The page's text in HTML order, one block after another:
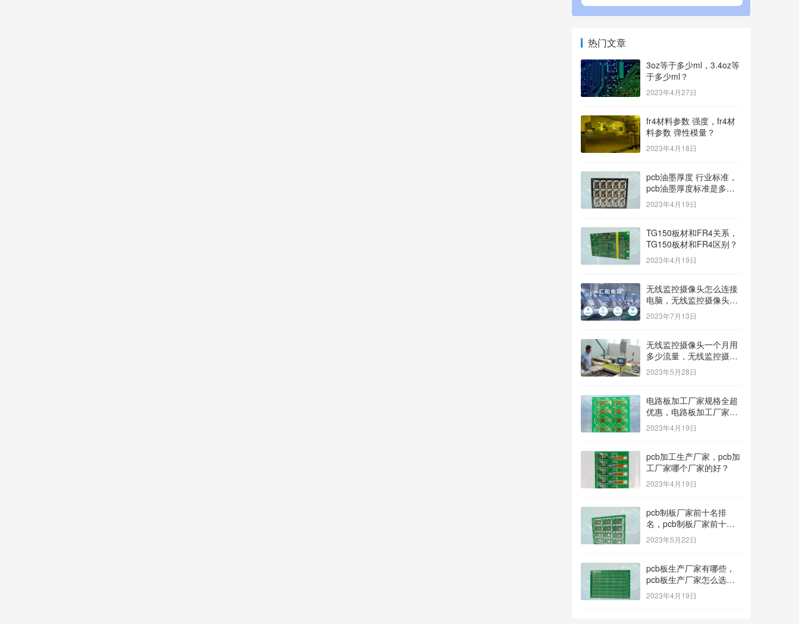
热门文章
3oz等于多少ml，3.4oz等
于多少ml？
2023年4月27日
fr4材料参数 强度，fr4材
料参数 弹性模量？
2023年4月18日
pcb油墨厚度 行业标准，
pcb油墨厚度标准是多
少？
2023年4月19日
TG150板材和FR4关系，
TG150板材和FR4区别？
2023年4月19日
无线监控摄像头怎么连接
电脑，无线监控摄像头怎
么连接电脑显示器？
2023年7月13日
无线监控摄像头一个月用
多少流量，无线监控摄像
头一个月用多少流量多少
钱？
2023年5月28日
电路板加工厂家规格全超
优惠，电路板加工厂家哪
家价格低？
2023年4月19日
pcb加工生产厂家，pcb加
工厂家哪个厂家的好？
2023年4月19日
pcb制板厂家前十名排
名，pcb制板厂家前十名
排名榜？
2023年5月22日
pcb板生产厂家有哪些，
pcb板生产厂家怎么选
择？
2023年4月19日